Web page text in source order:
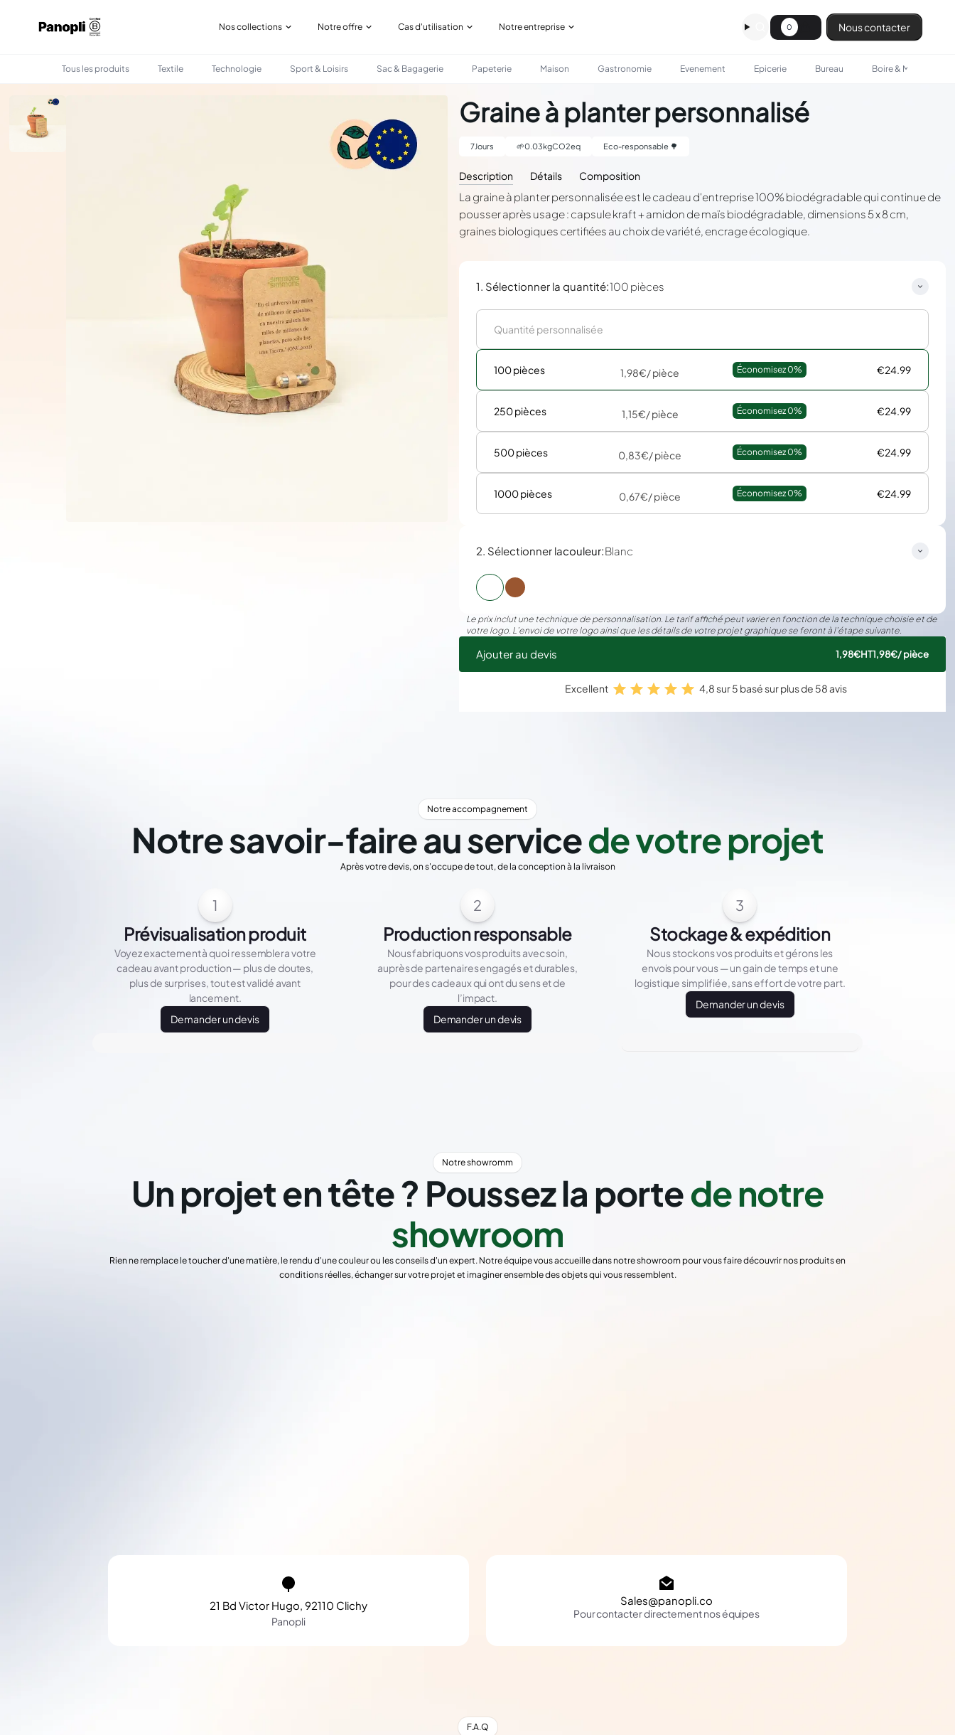
Nos collections Notre offre Cas d'utilisation Notre entreprise 0 Nous contacter
Tous les produits Textile Technologie Sport & Loisirs Sac & Bagagerie Papeterie Maison Gastronomie Evenement Epicerie Bureau Boire & Manger
BUREAU GRAINE À PLANTER PERSONNALISÉ
Graine à planter personnalisé
7Jours 🌱0.03kgCO2eq Eco-responsable 🌳
Description Détails Composition
La graine à planter personnalisée est le cadeau d'entreprise 100% biodégradable qui continue de
pousser après usage : capsule kraft + amidon de maïs biodégradable, dimensions 5 x 8 cm,
graines biologiques certifiées au choix de variété, encrage écologique.
1. Sélectionner la quantité:100 pièces
100 pièces 1,98€/ pièce Économisez 0% €24.99
250 pièces 1,15€/ pièce Économisez 0% €24.99
500 pièces 0,83€/ pièce Économisez 0% €24.99
1000 pièces 0,67€/ pièce Économisez 0% €24.99
2. Sélectionner lacouleur:Blanc
Le prix inclut une technique de personnalisation. Le tarif affiché peut varier en fonction de la technique choisie et de
votre logo. L’envoi de votre logo ainsi que les détails de votre projet graphique se feront à l’étape suivante.
Ajouter au devis 1,98€HT1,98€/ pièce
Excellent 4,8 sur 5 basé sur plus de 58 avis
Notre accompagnement
Notre savoir-faire au servicede votre projet
Après votre devis, on s'occupe de tout, de la conception à la livraison
1
Prévisualisation produit
Voyez exactement à quoi ressemblera votre
cadeau avant production — plus de doutes,
plus de surprises, tout est validé avant
lancement.
Demander un devis
2
Production responsable
Nous fabriquons vos produits avec soin,
auprès de partenaires engagés et durables,
pour des cadeaux qui ont du sens et de
l’impact.
Demander un devis
3
Stockage & expédition
Nous stockons vos produits et gérons les
envois pour vous — un gain de temps et une
logistique simplifiée, sans effort de votre part.
Demander un devis
Notre showromm
Un projet en tête ? Poussez la portede notre
showroom
Rien ne remplace le toucher d'une matière, le rendu d'une couleur ou les conseils d'un expert. Notre équipe vous accueille dans notre showroom pour vous faire découvrir nos produits en
conditions réelles, échanger sur votre projet et imaginer ensemble des objets qui vous ressemblent.
21 Bd Victor Hugo, 92110 Clichy
Panopli
Sales@panopli.co
Pour contacter directement nos équipes
F.A.Q